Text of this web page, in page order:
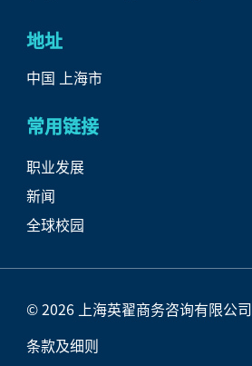
地址
中国 上海市
常用链接
职业发展
新闻
全球校园
© 2026 上海英翟商务咨询有限公司
条款及细则